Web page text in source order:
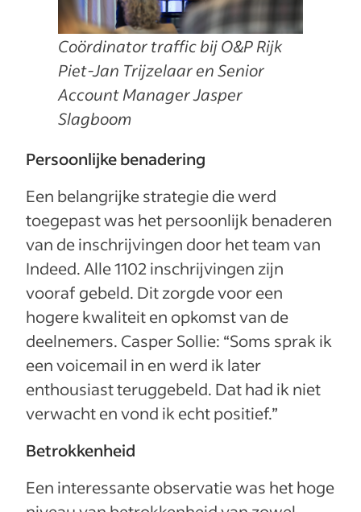
Coördinator traffic bij O&P Rijk
Piet-Jan Trijzelaar en Senior
Account Manager Jasper
Slagboom
Persoonlijke benadering
Een belangrijke strategie die werd
toegepast was het persoonlijk benaderen
van de inschrijvingen door het team van
Indeed. Alle 1102 inschrijvingen zijn
vooraf gebeld. Dit zorgde voor een
hogere kwaliteit en opkomst van de
deelnemers. Casper Sollie: “Soms sprak ik
een voicemail in en werd ik later
enthousiast teruggebeld. Dat had ik niet
verwacht en vond ik echt positief.”
Betrokkenheid
Een interessante observatie was het hoge